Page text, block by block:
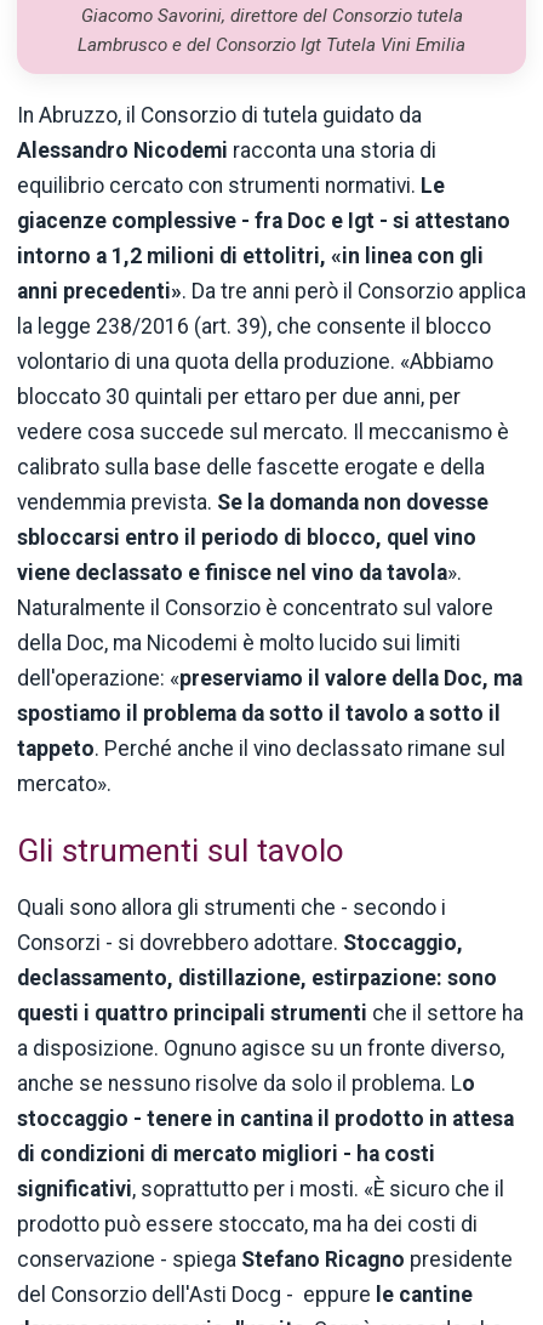
Giacomo Savorini, direttore del Consorzio tutela
Lambrusco e del Consorzio Igt Tutela Vini Emilia
In Abruzzo, il Consorzio di tutela guidato da
Alessandro Nicodemi racconta una storia di
equilibrio cercato con strumenti normativi. Le
giacenze complessive - fra Doc e Igt - si attestano
intorno a 1,2 milioni di ettolitri, «in linea con gli
anni precedenti». Da tre anni però il Consorzio applica
la legge 238/2016 (art. 39), che consente il blocco
volontario di una quota della produzione. «Abbiamo
bloccato 30 quintali per ettaro per due anni, per
vedere cosa succede sul mercato. Il meccanismo è
calibrato sulla base delle fascette erogate e della
vendemmia prevista. Se la domanda non dovesse
sbloccarsi entro il periodo di blocco, quel vino
viene declassato e finisce nel vino da tavola».
Naturalmente il Consorzio è concentrato sul valore
della Doc, ma Nicodemi è molto lucido sui limiti
dell'operazione: «preserviamo il valore della Doc, ma
spostiamo il problema da sotto il tavolo a sotto il
tappeto. Perché anche il vino declassato rimane sul
mercato».
Gli strumenti sul tavolo
Quali sono allora gli strumenti che - secondo i
Consorzi - si dovrebbero adottare. Stoccaggio,
declassamento, distillazione, estirpazione: sono
questi i quattro principali strumenti che il settore ha
a disposizione. Ognuno agisce su un fronte diverso,
anche se nessuno risolve da solo il problema. Lo
stoccaggio - tenere in cantina il prodotto in attesa
di condizioni di mercato migliori - ha costi
significativi, soprattutto per i mosti. «È sicuro che il
prodotto può essere stoccato, ma ha dei costi di
conservazione - spiega Stefano Ricagno presidente
del Consorzio dell'Asti Docg - eppure le cantine